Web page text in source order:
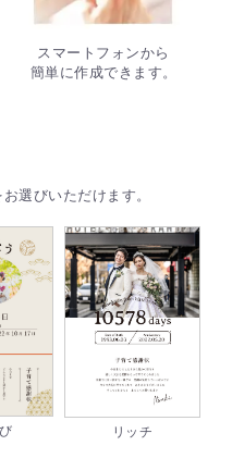
スマートフォンから
簡単に作成できます。
選びいただけます。
リッチ